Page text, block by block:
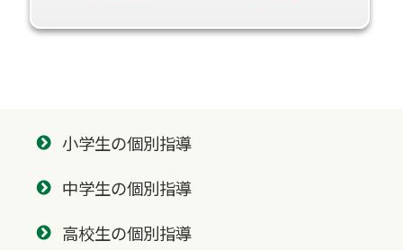
小学生の個別指導
中学生の個別指導
高校生の個別指導